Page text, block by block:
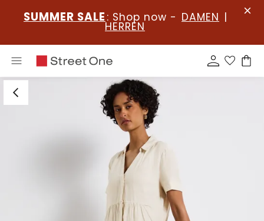
SUMMER SALE : Shop now - DAMEN |
HERREN